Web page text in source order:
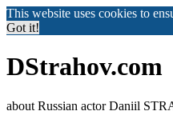
This website uses cookies to
Got it!
DStrahov.com
about Russian actor Daniil